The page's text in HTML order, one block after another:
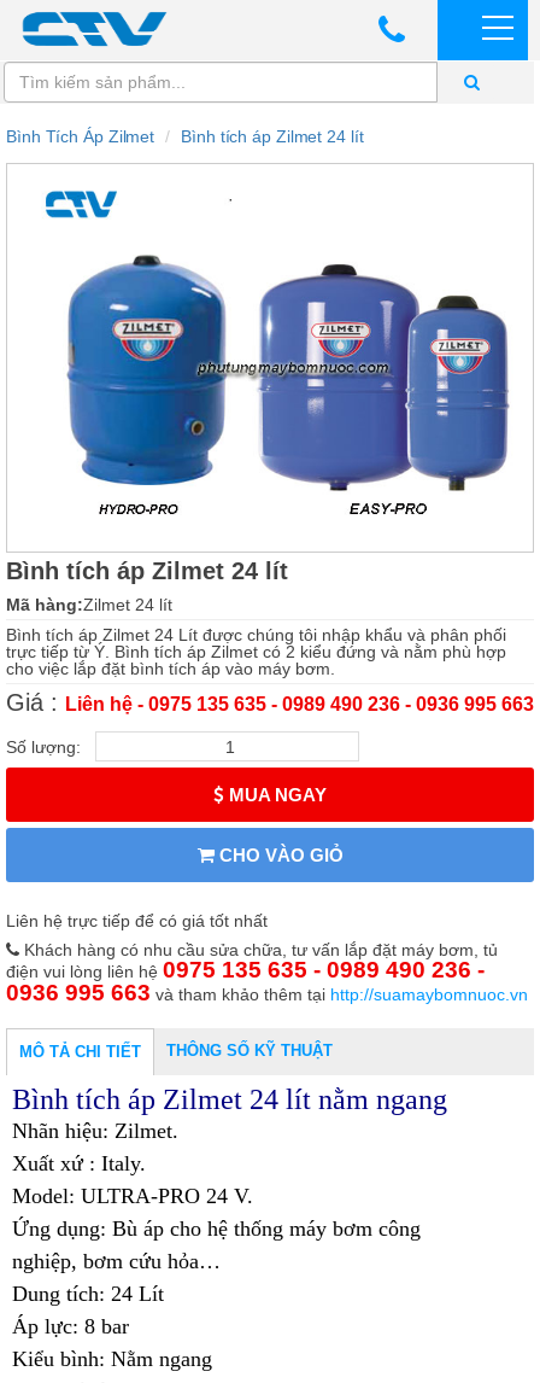
Bình Tích Áp Zilmet Bình tích áp Zilmet 24 lít
Bình tích áp Zilmet 24 lít
Mã hàng:Zilmet 24 lít
Bình tích áp Zilmet 24 Lít được chúng tôi nhập khẩu và phân phối
trực tiếp từ Ý. Bình tích áp Zilmet có 2 kiểu đứng và nằm phù hợp
cho việc lắp đặt bình tích áp vào máy bơm.
Giá : Liên hệ - 0975 135 635 - 0989 490 236 - 0936 995 663
Số lượng:
MUA NGAY
CHO VÀO GIỎ
Liên hệ trực tiếp để có giá tốt nhất
Khách hàng có nhu cầu sửa chữa, tư vấn lắp đặt máy bơm, tủ
điện vui lòng liên hệ 0975 135 635 - 0989 490 236 -
0936 995 663 và tham khảo thêm tại http://suamaybomnuoc.vn
MÔ TẢ CHI TIẾT THÔNG SỐ KỸ THUẬT
Bình tích áp Zilmet 24 lít nằm ngang
Nhãn hiệu: Zilmet.
Xuất xứ : Italy.
Model: ULTRA-PRO 24 V.
Ứng dụng: Bù áp cho hệ thống máy bơm công
nghiệp, bơm cứu hỏa…
Dung tích: 24 Lít
Áp lực: 8 bar
Kiểu bình: Nằm ngang